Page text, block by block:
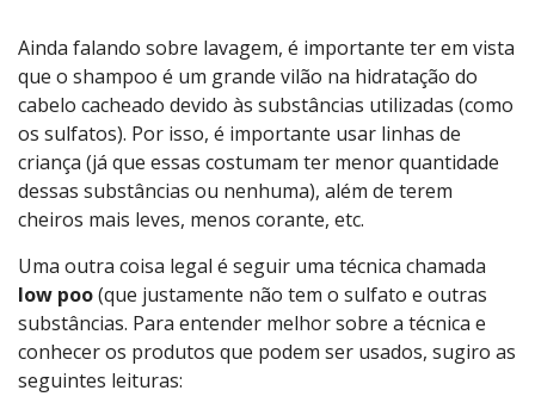
Ainda falando sobre lavagem, é importante ter em vista
que o shampoo é um grande vilão na hidratação do
cabelo cacheado devido às substâncias utilizadas (como
os sulfatos). Por isso, é importante usar linhas de
criança (já que essas costumam ter menor quantidade
dessas substâncias ou nenhuma), além de terem
cheiros mais leves, menos corante, etc.
Uma outra coisa legal é seguir uma técnica chamada
low poo(que justamente não tem o sulfato e outras
substâncias. Para entender melhor sobre a técnica e
conhecer os produtos que podem ser usados, sugiro as
seguintes leituras: